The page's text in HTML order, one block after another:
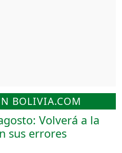
BOLIVIA.COM